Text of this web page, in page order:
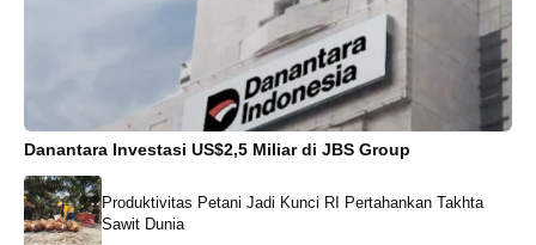
Danantara Investasi US$2,5 Miliar di JBS Group
Produktivitas Petani Jadi Kunci RI Pertahankan Takhta
Sawit Dunia